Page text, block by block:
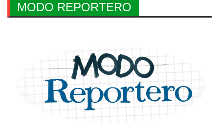
MODO REPORTERO